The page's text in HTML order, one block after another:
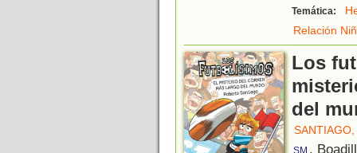
Temática:
Relación
Los
del
,